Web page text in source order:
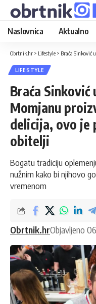
Naslovnica Aktualno
Obrtnik.hr > Lifestyle > Braća Sinković u
LIFESTYLE
Braća
Momjanu
delicija, ovo je
obitelji
Bogatu tradiciju
nužnim kako bi njihovo
vremenom
Obrtnik.hrObjavljeno